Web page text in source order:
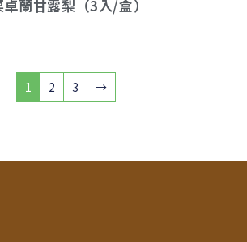
卓蘭甘露梨（3入/盒）
1 2 3 →